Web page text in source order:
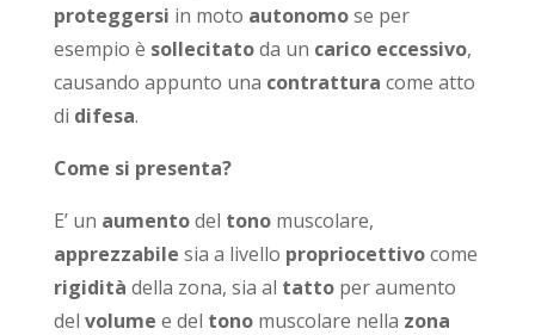
proteggersi in moto autonomose per
esempio è sollecitatoda un carico eccessivo,
causando appunto una contrattura come atto
di difesa.
Come si presenta?
E’ un aumentodel tono muscolare,
apprezzabile sia a livello propriocettivocome
rigidità della zona, sia al tattoper aumento
del volume e del tono muscolare nella zona